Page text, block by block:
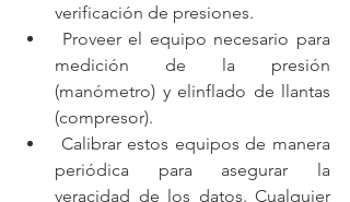
verificación de presiones.
medición de la presión
(manómetro) y elinflado de llantas
(compresor).
periódica para asegurar la
veracidad de los datos. Cualquier